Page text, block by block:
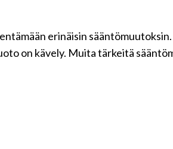
erinäisin
on kävely. Muita tärkeitä